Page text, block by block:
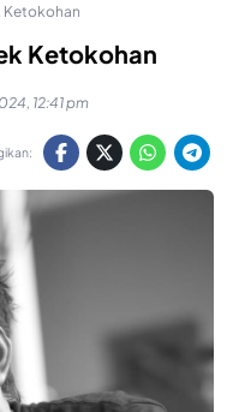
Ketokohan
Ketokohan
12:41 pm